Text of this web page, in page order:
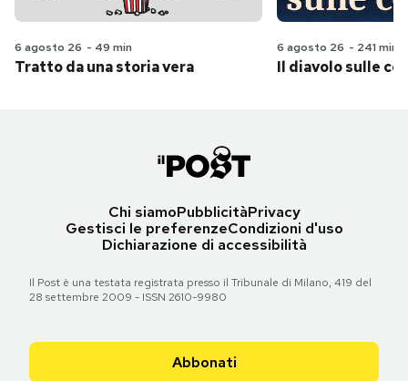
6 agosto 26 - 49 min
Tratto da una storia vera
6 agosto 26 - 241 min
Il diavolo sulle
Chi siamoPubblicitàPrivacy
Gestisci le preferenzeCondizioni d'uso
Dichiarazione di accessibilità
Il Post è una testata registrata presso il Tribunale di Milano, 419 del
28 settembre 2009 - ISSN 2610-9980
Abbonati